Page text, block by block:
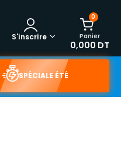
0
Panier
0,000 DT
S'inscrire
SPÉCIALE ÉTÉ